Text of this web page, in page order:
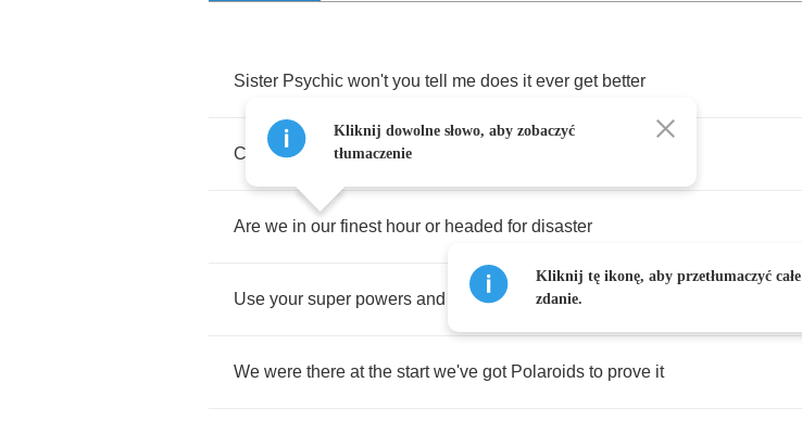
Sister Psychic won't you tell me does it ever get better
Can you really see the future
Are we in our finest hour or headed for disaster
Use your super powers and rescue
We were there at the start we've got Polaroids to prove it
Kliknij dowolne słowo, aby zobaczyć
tłumaczenie
Kliknij tę ikonę, aby przetłumaczyć całe
zdanie.